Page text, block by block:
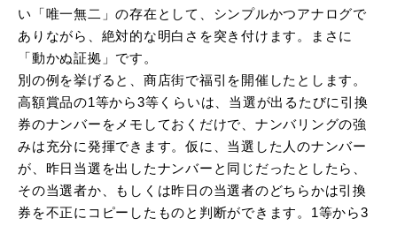
い「唯一無二」の存在として、シンプルかつアナログで
ありながら、絶対的な明白さを突き付けます。まさに
「動かぬ証拠」です。
別の例を挙げると、商店街で福引を開催したとします。
高額賞品の1等から3等くらいは、当選が出るたびに引換
券のナンバーをメモしておくだけで、ナンバリングの強
みは充分に発揮できます。仮に、当選した人のナンバー
が、昨日当選を出したナンバーと同じだったとしたら、
その当選者か、もしくは昨日の当選者のどちらかは引換
券を不正にコピーしたものと判断ができます。1等から3